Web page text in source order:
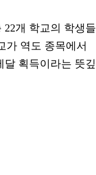
개 학교의 학생들
가 역도 종목에서
달 획득이라는 뜻깊